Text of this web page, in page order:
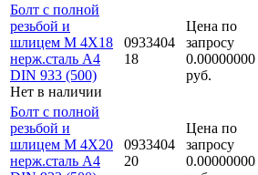
Болт с полной
резьбой и
шлицем M 4Х18
нерж.сталь A4
DIN 933 (500)
Нет в наличии
0933404
18
Цена по
запросу
0.00000000
руб.
Болт с полной
резьбой и
шлицем M 4Х20
нерж.сталь A4
0933404
20
Цена по
запросу
0.00000000